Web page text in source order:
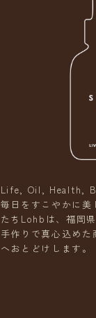
Life, Oil, Health,
毎日をすこやかに
たちLohbは、福岡
手作りで真心込め
へおとどけします。